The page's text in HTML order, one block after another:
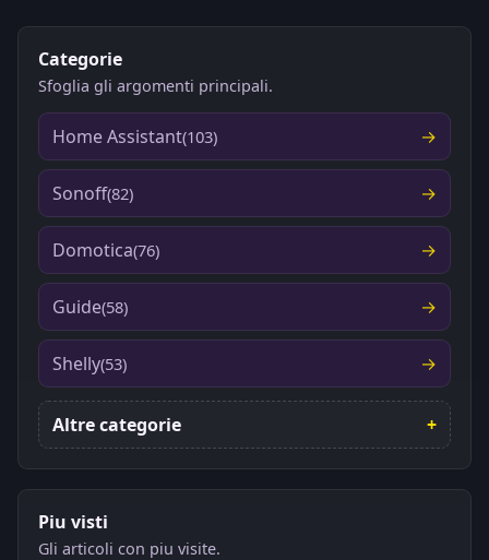
Categorie
Sfoglia gli argomenti principali.
Home Assistant(103)
Sonoff(82)
Domotica(76)
Guide(58)
Shelly(53)
Altre categorie
Piu visti
Gli articoli con piu visite.